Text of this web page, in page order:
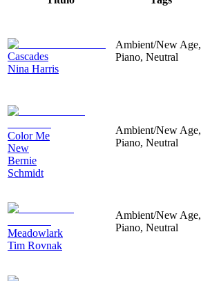
Cascades
Nina Harris
Ambient/New Age,
Piano, Neutral
Color Me
New
Bernie
Schmidt
Ambient/New Age,
Piano, Neutral
Meadowlark
Tim Rovnak
Ambient/New Age,
Piano, Neutral